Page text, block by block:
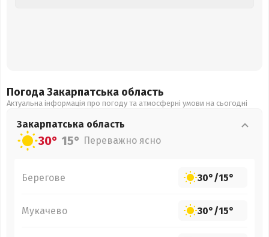
Погода Закарпатська область
Актуальна інформація про погоду та атмосферні умови на сьогодні
Закарпатська область
30° 15° Переважно ясно
Берегове 30°/15°
Мукачево 30°/15°